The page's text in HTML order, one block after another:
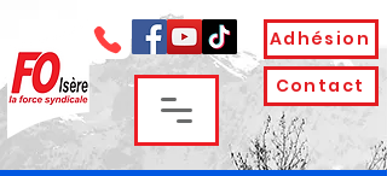
Adhésion
Contact